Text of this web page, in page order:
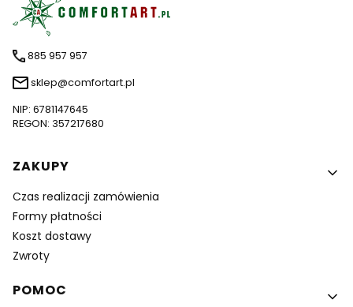
885 957 957
sklep@comfortart.pl
NIP: 6781147645
REGON: 357217680
Linki w stopce
ZAKUPY
Czas realizacji zamówienia
Formy płatności
Koszt dostawy
Zwroty
POMOC